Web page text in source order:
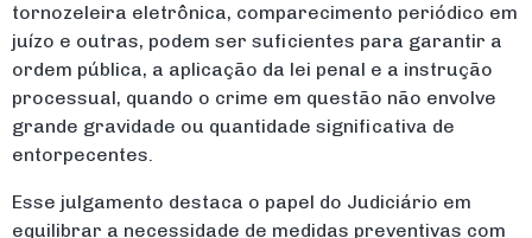
tornozeleira eletrônica, comparecimento periódico em
juízo e outras, podem ser suficientes para garantir a
ordem pública, a aplicação da lei penal e a instrução
processual, quando o crime em questão não envolve
grande gravidade ou quantidade significativa de
entorpecentes.
Esse julgamento destaca o papel do Judiciário em
equilibrar a necessidade de medidas preventivas com